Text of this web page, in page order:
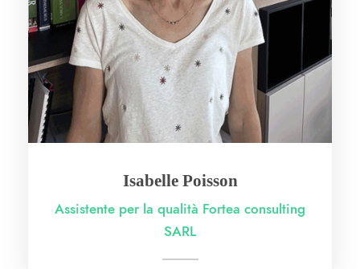
Isabelle Poisson
Assistente per la qualità Fortea consulting
SARL